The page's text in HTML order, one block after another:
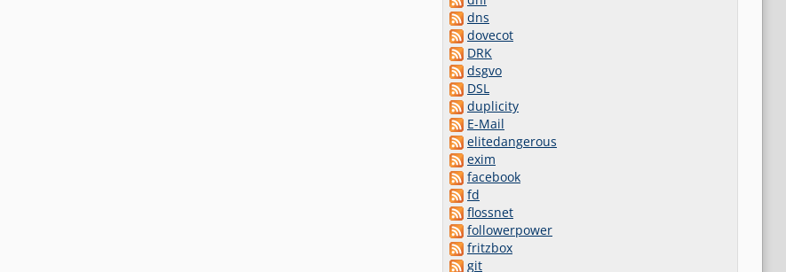
dns
dovecot
DRK
dsgvo
DSL
duplicity
E-Mail
elitedangerous
exim
facebook
fd
flossnet
followerpower
fritzbox
git